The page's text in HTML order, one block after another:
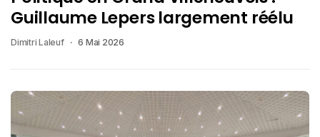
Guillaume Lepers largement réélu
Dimitri Laleuf 6 Mai 2026